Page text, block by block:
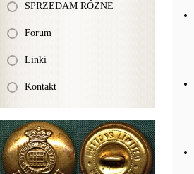
SPRZEDAM RÓŻNE
Forum
Linki
Kontakt